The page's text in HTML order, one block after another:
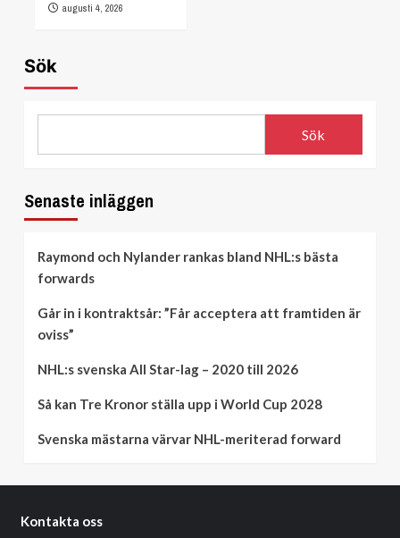
augusti 4, 2026
Sök
Sök
Senaste inläggen
Raymond och Nylander rankas bland NHL:s bästa
forwards
Går in i kontraktsår: ”Får acceptera att framtiden är
oviss”
NHL:s svenska All Star-lag – 2020 till 2026
Så kan Tre Kronor ställa upp i World Cup 2028
Svenska mästarna värvar NHL-meriterad forward
Kontakta oss